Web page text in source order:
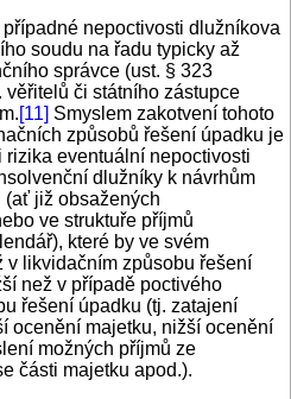
nepoctivosti dlužníkova
soudu na řadu typicky až
správce (ust. § 323
či státního zástupce
[11] Smyslem zakotvení tohoto
způsobů řešení úpadku je
eventuální nepoctivosti
dlužníky k návrhům
již obsažených
ve struktuře příjmů
které by ve svém
v likvidačním způsobu řešení
než v případě poctivého
řešení úpadku (tj. zatajení
ocenění majetku, nižší ocenění
možných příjmů ze
části majetku apod.).